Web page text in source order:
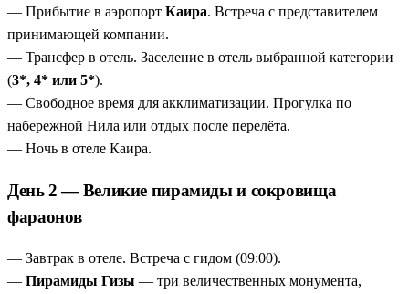
Старый Каир с церквями и синагогой, колоритный
рынок Хан-эль-Халили.
Александрия в один день— Королевский музей
драгоценностей, цитадель Кайт-Бей, катакомбы и
мечеть.
Гибкость в выборе отеля— 3*, 4* или 5* на ваш вкус
и бюджет.
— Прибытие в аэропорт Каира. Встреча с представителем
принимающей компании.
— Трансфер в отель. Заселение в отель выбранной категории
(3*, 4* или 5*).
— Свободное время для акклиматизации. Прогулка по
набережной Нила или отдых после перелёта.
— Ночь в отеле Каира.
День 2 — Великие пирамиды и сокровища
фараонов
— Завтрак в отеле. Встреча с гидом (09:00).
— Пирамиды Гизы — три величественных монумента,